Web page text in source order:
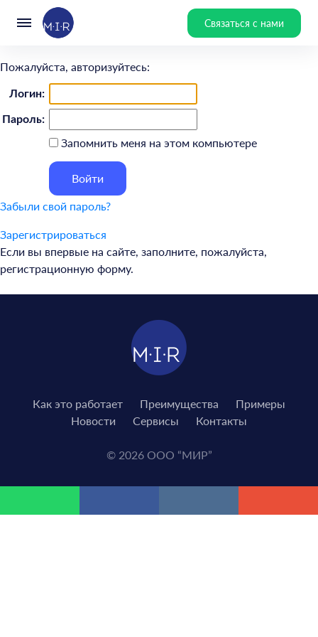
Связаться с нами
Пожалуйста, авторизуйтесь:
Логин:
Пароль:
Запомнить меня на этом компьютере
Забыли свой пароль?
Зарегистрироваться
Если вы впервые на сайте, заполните, пожалуйста,
регистрационную форму.
Как это работает Преимущества
Примеры
Новости
Сервисы Контакты
© 2026 ООО “МИР”